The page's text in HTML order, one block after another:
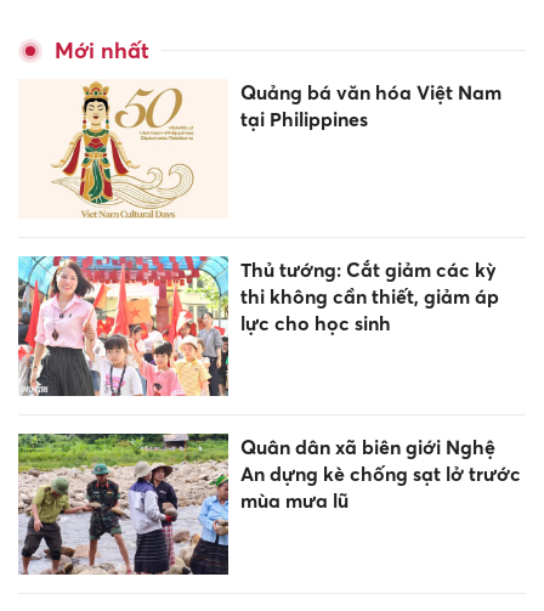
Mới nhất
Quảng bá văn hóa Việt Nam
tại Philippines
Thủ tướng: Cắt giảm các kỳ
thi không cần thiết, giảm áp
lực cho học sinh
Quân dân xã biên giới Nghệ
An dựng kè chống sạt lở trước
mùa mưa lũ